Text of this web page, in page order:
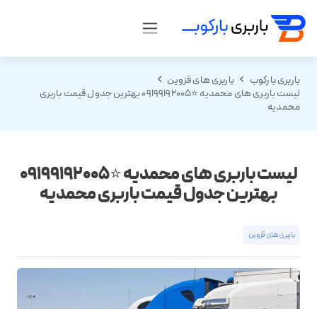
باربری بارکوب
باربری های قزوین
لیست باربری های محمدیه ⭐️09199192005 بهترین جدول قیمت باربری
محمدیه
لیست باربری های محمدیه ⭐️09199192005
بهترین جدول قیمت باربری محمدیه
باربری های قزوین